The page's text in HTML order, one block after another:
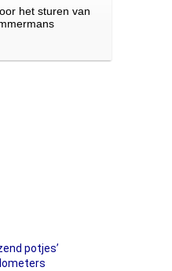
het sturen van
potjes’